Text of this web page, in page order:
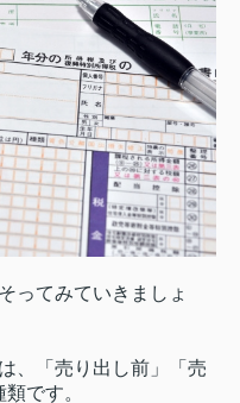
ってみていきましょ
、「売り出し前」「売
です。